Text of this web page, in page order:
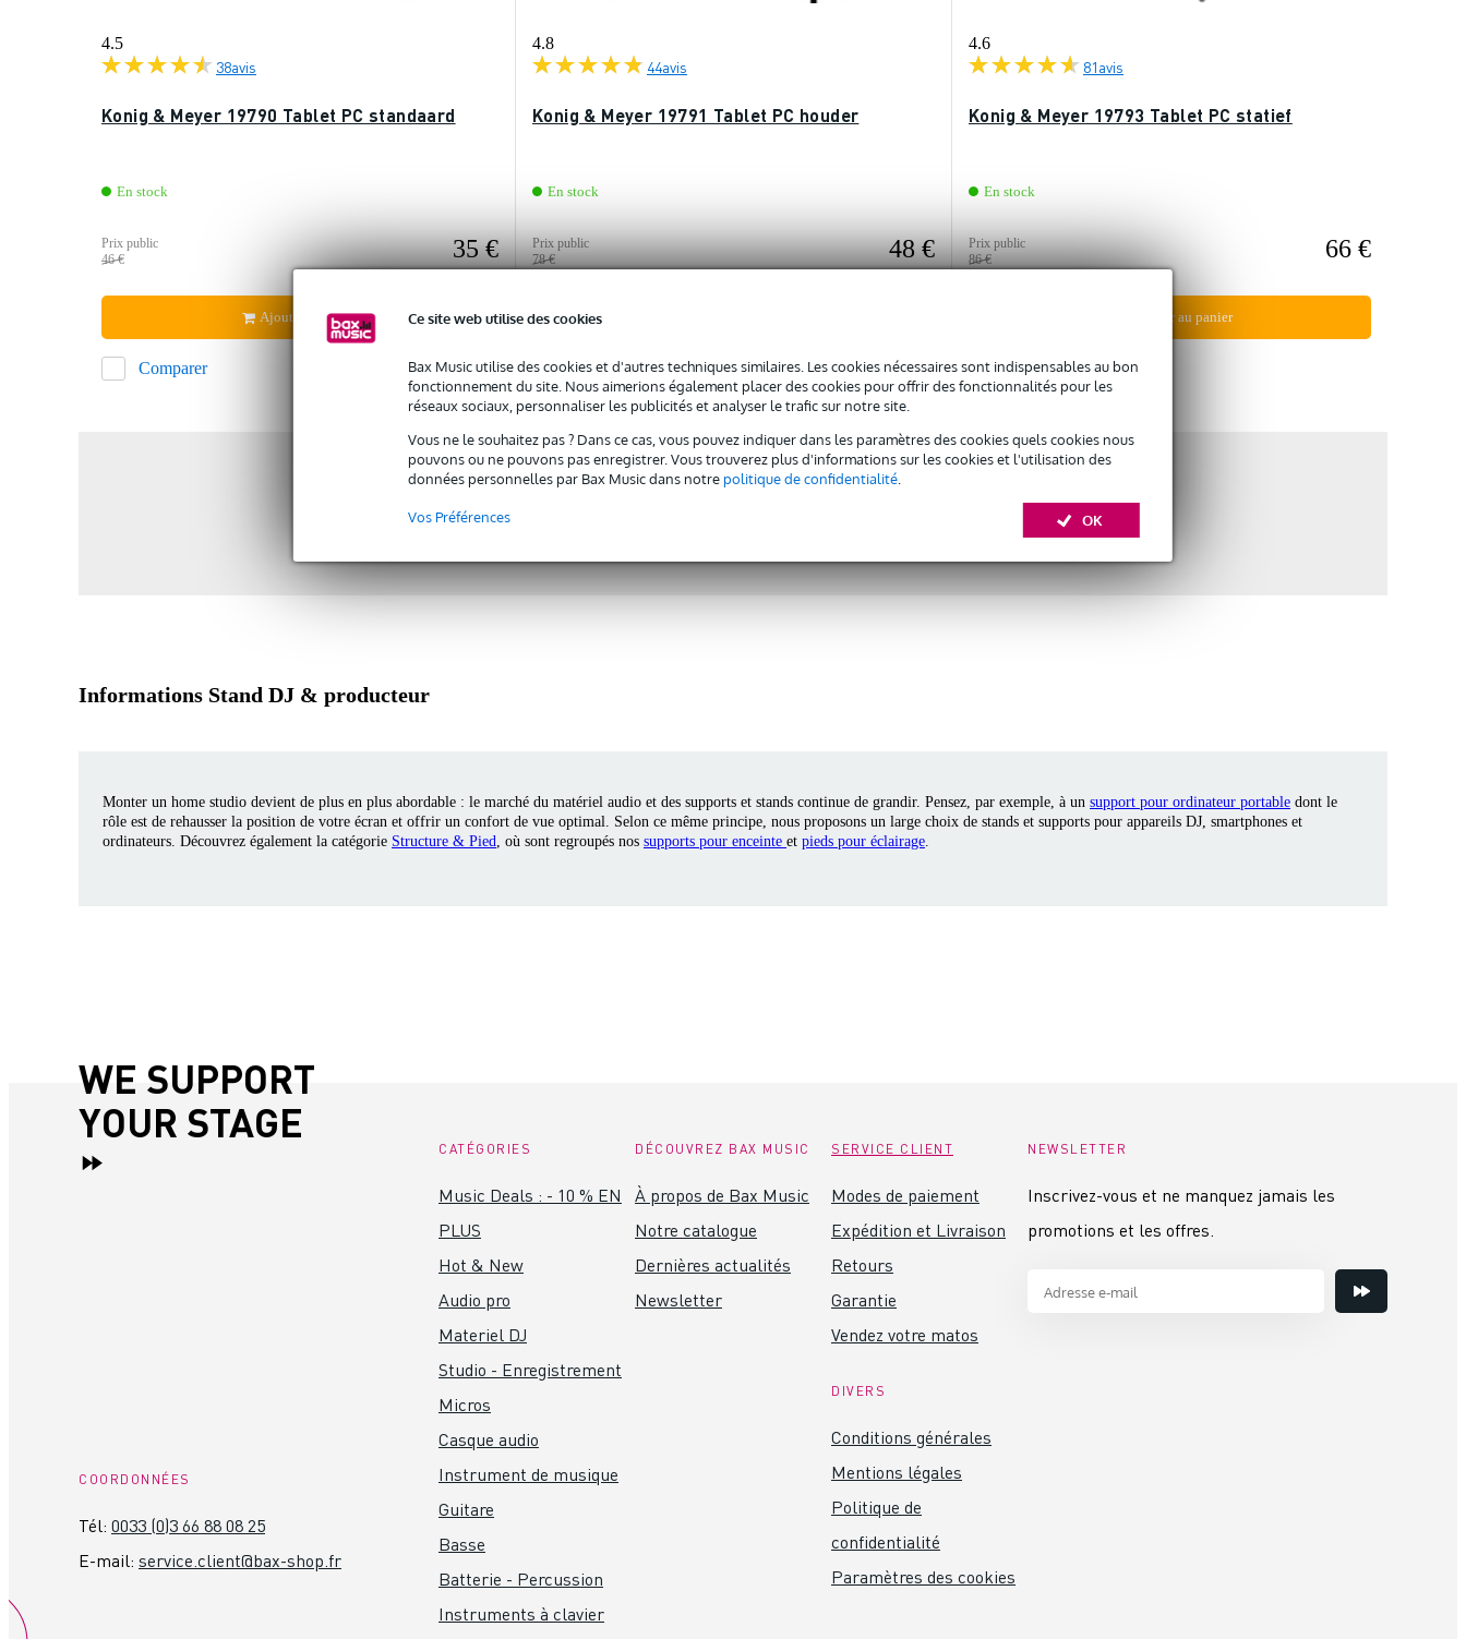
Ce site web utilise des cookies
Bax Music utilise des cookies et d'autres techniques similaires. Les cookies nécessaires sont indispensables au bon
fonctionnement du site. Nous aimerions également placer des cookies pour offrir des fonctionnalités pour les
réseaux sociaux, personnaliser les publicités et analyser le trafic sur notre site.
Vous ne le souhaitez pas ? Dans ce cas, vous pouvez indiquer dans les paramètres des cookies quels cookies nous
pouvons ou ne pouvons pas enregistrer. Vous trouverez plus d'informations sur les cookies et l'utilisation des
données personnelles par Bax Music dans notrepolitique de confidentialité.
OK
Vos Préférences
4.5
38avis
Konig & Meyer 19790 Tablet PC standaard
En stock
Prix public
46 €
35 €
Comparer
Ajouter au panier
4.8
44avis
Konig & Meyer 19791 Tablet PC houder
En stock
Prix public
78 €
48 €
Comparer
4.6
81avis
Konig & Meyer 19793 Tablet PC statief
En stock
Prix public
86 €
66 €
Comparer
Ajouter au panier
Demandez à nos spécialistes !
Informations Stand DJ & producteur
Monter un home studio devient de plus en plus abordable : le marché du matériel audio et des supports et stands continue de grandir. Pensez, par exemple, à un support pour ordinateur portable dont le
rôle est de rehausser la position de votre écran et offrir un confort de vue optimal. Selon ce même principe, nous proposons un large choix de stands et supports pour appareils DJ, smartphones et
ordinateurs. Découvrez également la catégorie Structure & Pied, où sont regroupés nos supports pour enceinte et pieds pour éclairage.
WE SUPPORT
YOUR STAGE
COORDONNÉES
Tél: 0033 (0)3 66 88 08 25
E-mail: service.client@bax-shop.fr
CATÉGORIES
Music Deals : - 10 % EN
PLUS
Hot & New
Audio pro
Materiel DJ
Studio - Enregistrement
Micros
Casque audio
Instrument de musique
Guitare
Basse
Batterie - Percussion
Instruments à clavier
DÉCOUVREZ BAX MUSIC
À propos de Bax Music
Notre catalogue
Dernières actualités
Newsletter
SERVICE CLIENT
Modes de paiement
Expédition et Livraison
Retours
Garantie
Vendez votre matos
DIVERS
Conditions générales
Mentions légales
Politique de
confidentialité
Paramètres des cookies
NEWSLETTER
Inscrivez-vous et ne manquez jamais les
promotions et les offres.